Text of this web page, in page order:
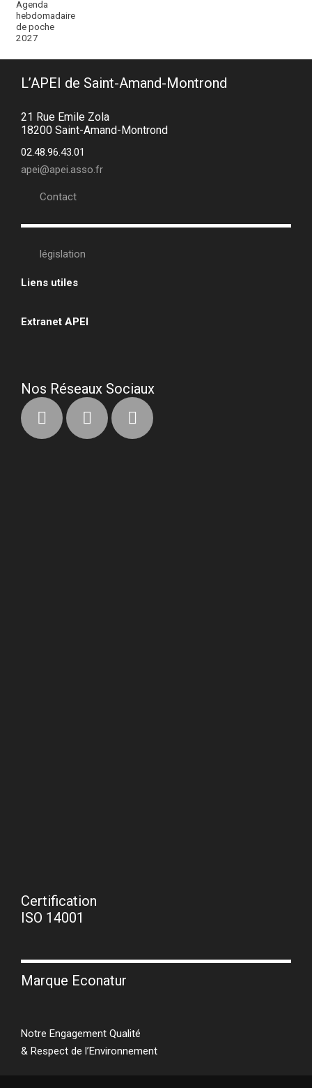
L’APEI de Saint-Amand-Montrond
21 Rue Emile Zola
18200 Saint-Amand-Montrond
02.48.96.43.01
apei@apei.asso.fr
Contact
législation
Liens utiles
Extranet APEI
Nos Réseaux Sociaux
Certification
ISO 14001
Marque Econatur
Notre Engagement Qualité
& Respect de l’Environnement